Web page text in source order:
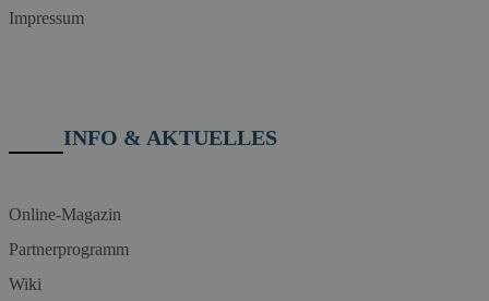
Impressum
INFO & AKTUELLES
Online-Magazin
Partnerprogramm
Wiki